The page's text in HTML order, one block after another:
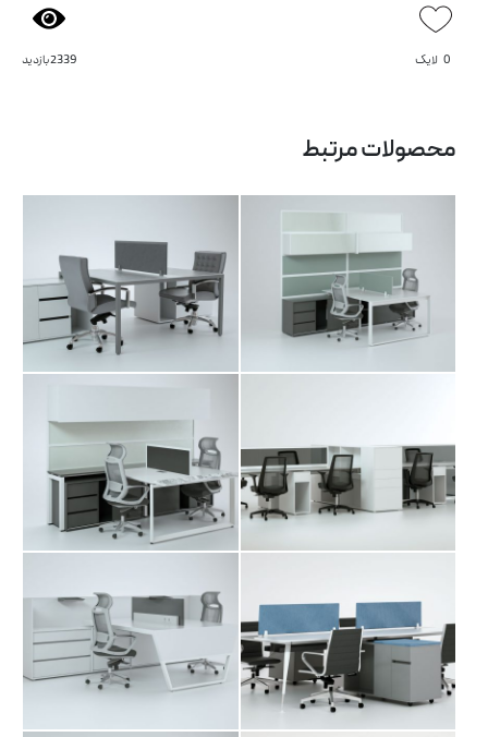
0 لایک 2339 بازدید
محصولات مرتبط
میز کارگروهی آلوا میز کارگروهی تتی
میز کارگروهی تیما میز کارگروهی داربن
میز کارگروهی داویت میز کارگروهی شارا